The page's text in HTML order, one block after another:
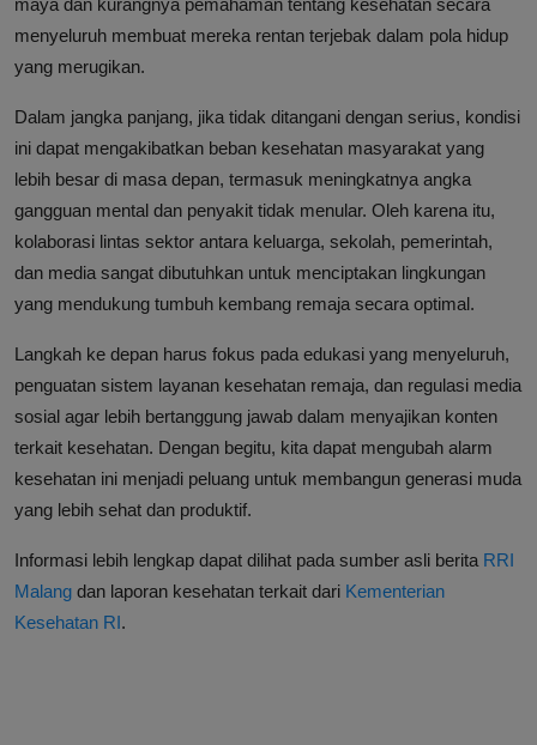
maya dan kurangnya pemahaman tentang kesehatan secara
menyeluruh membuat mereka rentan terjebak dalam pola hidup
yang merugikan.
Dalam jangka panjang, jika tidak ditangani dengan serius, kondisi
ini dapat mengakibatkan beban kesehatan masyarakat yang
lebih besar di masa depan, termasuk meningkatnya angka
gangguan mental dan penyakit tidak menular. Oleh karena itu,
kolaborasi lintas sektor antara keluarga, sekolah, pemerintah,
dan media sangat dibutuhkan untuk menciptakan lingkungan
yang mendukung tumbuh kembang remaja secara optimal.
Langkah ke depan harus fokus pada edukasi yang menyeluruh,
penguatan sistem layanan kesehatan remaja, dan regulasi media
sosial agar lebih bertanggung jawab dalam menyajikan konten
terkait kesehatan. Dengan begitu, kita dapat mengubah alarm
kesehatan ini menjadi peluang untuk membangun generasi muda
yang lebih sehat dan produktif.
Informasi lebih lengkap dapat dilihat pada sumber asli berita RRI
Malang dan laporan kesehatan terkait dari Kementerian
Kesehatan RI.